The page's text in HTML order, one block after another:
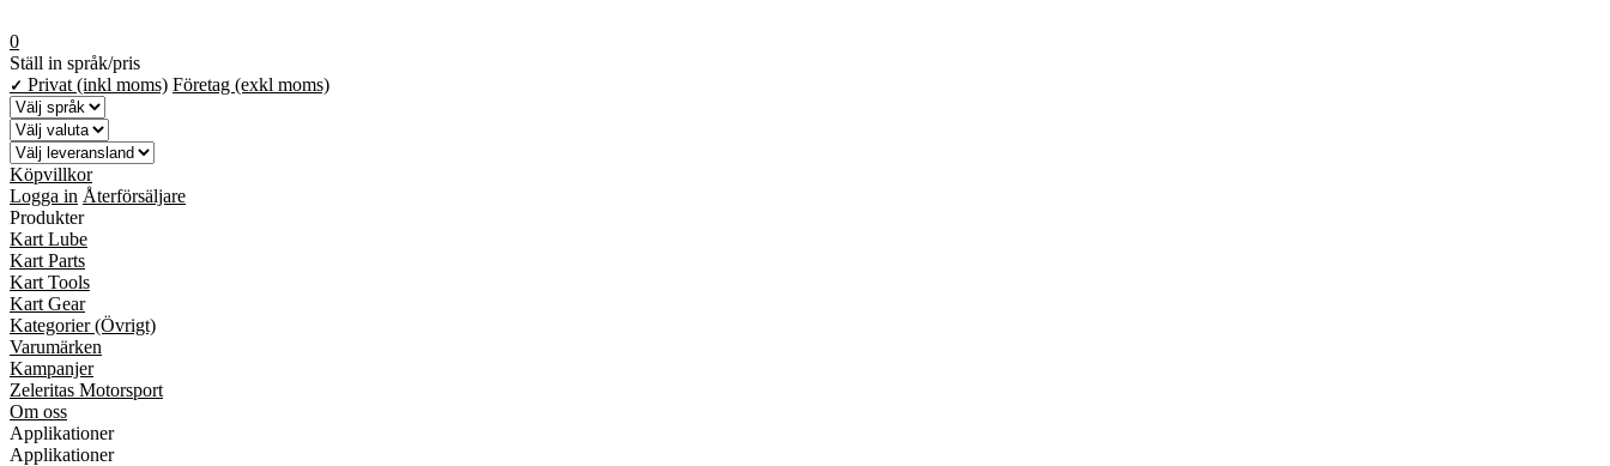
0
Ställ in språk/pris
✓ Privat (inkl moms) Företag (exkl moms)
Köpvillkor
Logga in Återförsäljare
Produkter
Kart Lube
Kart Parts
Kart Tools
Kart Gear
Kategorier (Övrigt)
Varumärken
Kampanjer
Zeleritas Motorsport
Om oss
Applikationer
Applikationer